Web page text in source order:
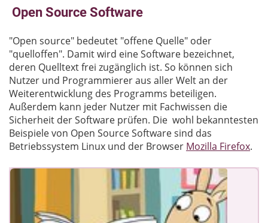
Open Source Software
"Open source" bedeutet "offene Quelle" oder
"quelloffen". Damit wird eine Software bezeichnet,
deren Quelltext frei zugänglich ist. So können sich
Nutzer und Programmierer aus aller Welt an der
Weiterentwicklung des Programms beteiligen.
Außerdem kann jeder Nutzer mit Fachwissen die
Sicherheit der Software prüfen. Die wohl bekanntesten
Beispiele von Open Source Software sind das
Betriebssystem Linux und der Browser Mozilla Firefox.